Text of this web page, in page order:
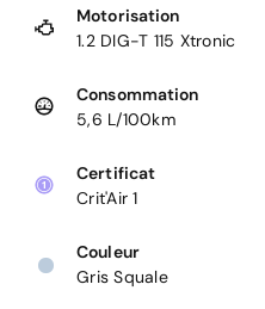
Motorisation
1.2 DIG-T 115 Xtronic
Consommation
5,6 L/100km
Certificat
Crit'Air 1
Couleur
Gris Squale